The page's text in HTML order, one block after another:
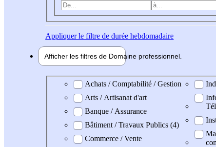
Appliquerle filtre de durée hebdomadaire
Afficher les filtres de Domaine professionnel
Domaine professionel
Achats / Comptabilité / Gestion
Arts / Artisanat d'art
Banque / Assurance
Bâtiment / Travaux Publics (4)
Commerce / Vente